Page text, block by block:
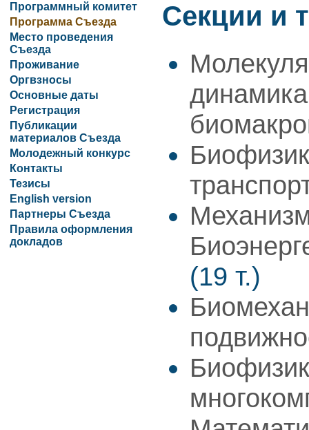
Программный комитет
Программа Съезда
Место проведения
Съезда
Проживание
Оргвзносы
Основные даты
Регистрация
Публикации
материалов Съезда
Молодежный конкурс
Контакты
Тезисы
English version
Партнеры Съезда
Правила оформления
докладов
Секции и
(19 т.)